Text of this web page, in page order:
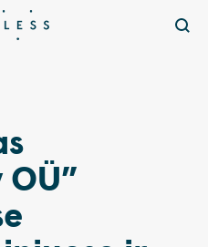
OÜ”